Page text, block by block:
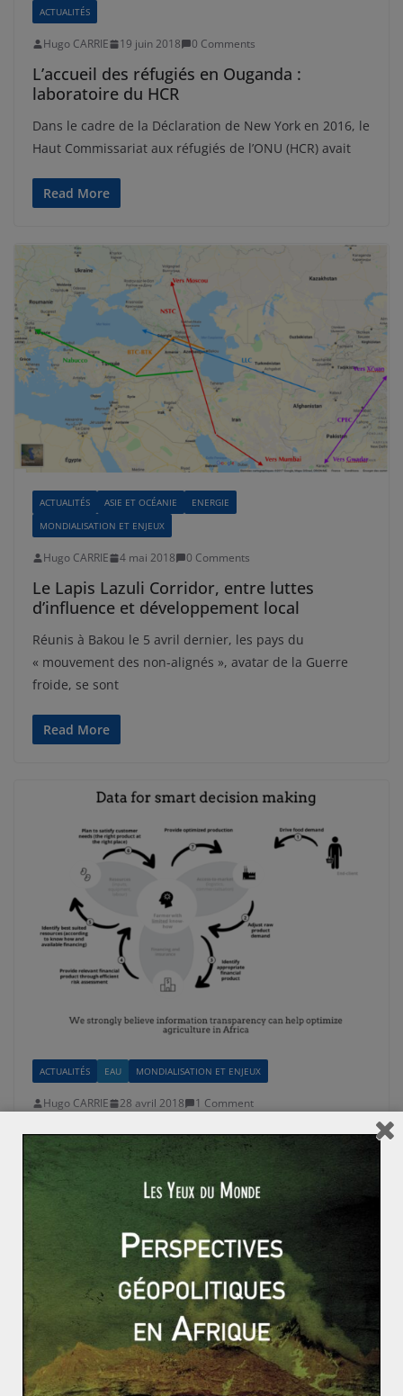
ACTUALITÉS
Hugo CARRIE 19 juin 2018 0 Comments
L’accueil des réfugiés en Ouganda :
laboratoire du HCR
Dans le cadre de la Déclaration de New York en 2016, le
Haut Commissariat aux réfugiés de l’ONU (HCR) avait
Read More
ACTUALITÉS ASIE ET OCÉANIE
ENERGIE
MONDIALISATION ET ENJEUX
Hugo CARRIE 4 mai 2018 0 Comments
Le Lapis Lazuli Corridor, entre luttes
d’influence et développement local
Réunis à Bakou le 5 avril dernier, les pays du
« mouvement des non-alignés », avatar de la Guerre
froide, se sont
Read More
ACTUALITÉS EAU MONDIALISATION ET ENJEUX
Hugo CARRIE 28 avril 2018 1 Comment
L’Afrique à l’heure de l’agritech : vers la
« Révolution verte 2.0 »
Le 3 avril dernier, lors des Africa Days organisés par
HEC Paris, le think thank étudiant The Seed Project
Read More